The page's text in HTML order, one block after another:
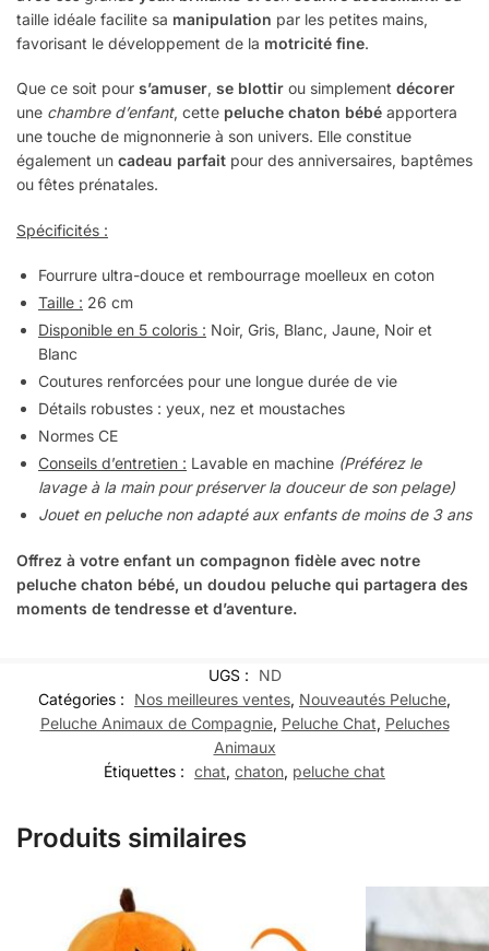
taille idéale facilite sa manipulation par les petites mains,
favorisant le développement de la motricité fine.
Que ce soit pour s’amuser, se blottir ou simplement décorer
une chambre d’enfant, cette peluche chaton bébé apportera
une touche de mignonnerie à son univers. Elle constitue
également un cadeau parfait pour des anniversaires, baptêmes
ou fêtes prénatales.
Spécificités :
Fourrure ultra-douce et rembourrage moelleux en coton
Taille : 26 cm
Disponible en 5 coloris : Noir, Gris, Blanc, Jaune, Noir et
Blanc
Coutures renforcées pour une longue durée de vie
Détails robustes : yeux, nez et moustaches
Normes CE
Conseils d’entretien : Lavable en machine (Préférez le
lavage à la main pour préserver la douceur de son pelage)
Jouet en peluche non adapté aux enfants de moins de 3 ans
Offrez à votre enfant un compagnon fidèle avec notre
peluche chaton bébé, un doudou peluche qui partagera des
moments de tendresse et d’aventure.
UGS :
ND
Catégories :
Nos meilleures ventes, Nouveautés Peluche,
Peluche Animaux de Compagnie, Peluche Chat, Peluches
Animaux
Étiquettes : chat, chaton, peluche chat
Produits similaires